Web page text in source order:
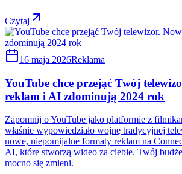
Czytaj
16 maja 2026Reklama
YouTube chce przejąć Twój
reklam i AI zdominują 2024 rok
Zapomnij o YouTube jako platformie z
właśnie wypowiedziało wojnę tradycyjnej
nowe, niepomijalne formaty reklam na
AI, które stworzą wideo za ciebie. Twój
mocno się zmieni.